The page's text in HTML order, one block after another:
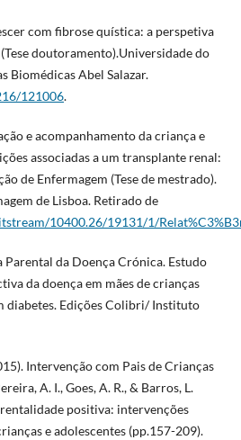
com fibrose quística: a perspetiva
doutoramento).Universidade do
Biomédicas Abel Salazar.
121006.
e acompanhamento da criança e
associadas a um transplante renal:
de Enfermagem (Tese de mestrado).
de Lisboa. Retirado de
10400.26/19131/1/
Parental da Doença Crónica. Estudo
da doença em mães de crianças
diabetes. Edições Colibri/ Instituto
Intervenção com Pais de Crianças
A. I., Goes, A. R., & Barros, L.
positiva: intervenções
e adolescentes (pp.157-209).